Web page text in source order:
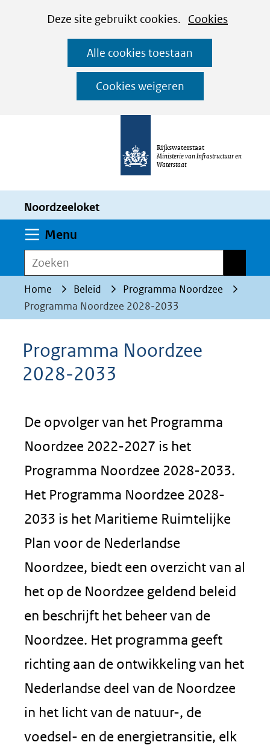
CookiesDeze site gebruikt cookies. Cookies
worden
toegestaan
geweigerd.
Alle cookies toestaan
Cookies weigeren
Ga
naar
de
inhoud
Rijkswaterstaat
Ministerie van Infrastructuur en
Waterstaat
Noordzeeloket
Menu
Zoeken
Home Beleid
Programma Noordzee
Programma Noordzee 2028-2033
Programma Noordzee
2028-2033
De opvolger van het Programma
Noordzee 2022-2027 is het
Programma Noordzee 2028-2033.
Het Programma Noordzee 2028-
2033 is het Maritieme Ruimtelijke
Plan voor de Nederlandse
Noordzee, biedt een overzicht van al
het op de Noordzee geldend beleid
en beschrijft het beheer van de
Noordzee. Het programma geeft
richting aan de ontwikkeling van het
Nederlandse deel van de Noordzee
in het licht van de natuur-, de
voedsel- en de energietransitie, elk